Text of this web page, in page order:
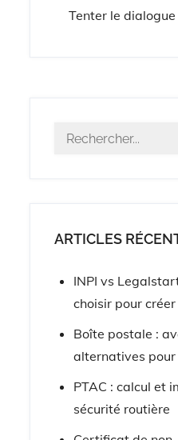
de
Tenter le
Résultat
ARTICLES
INPI vs
choisir pour créer
Boîte postale :
alternatives
PTAC : calcul et
sécurité routière